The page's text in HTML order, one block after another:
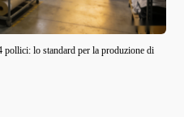
pollici: lo standard per la produzione di